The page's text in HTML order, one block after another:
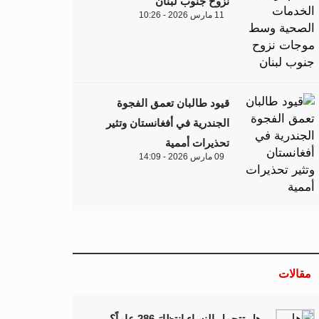
11 مارس 2026 - 10:26
قيود طالبان تعمق الفجوة
الجندرية في أفغانستان وتثير
تحذيرات أممية
09 مارس 2026 - 14:09
مقالات